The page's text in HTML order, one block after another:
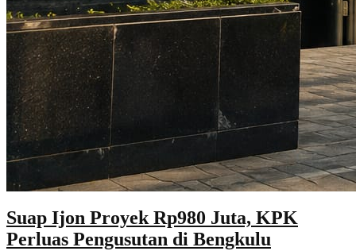
Suap Ijon Proyek Rp980 Juta, KPK
Perluas Pengusutan di Bengkulu